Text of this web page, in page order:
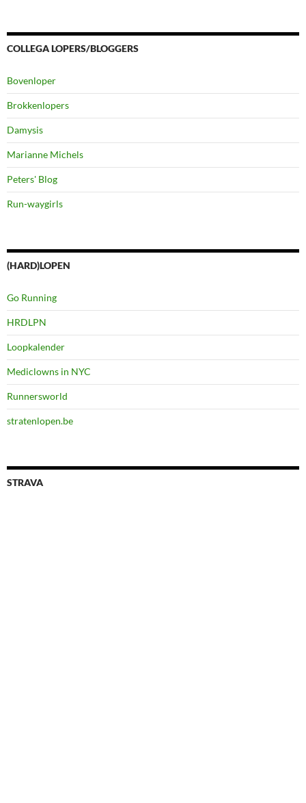
COLLEGA LOPERS/BLOGGERS
Bovenloper
Brokkenlopers
Damysis
Marianne Michels
Peters' Blog
Run-waygirls
(HARD)LOPEN
Go Running
HRDLPN
Loopkalender
Mediclowns in NYC
Runnersworld
stratenlopen.be
STRAVA